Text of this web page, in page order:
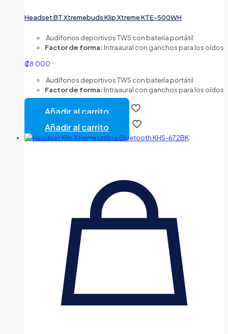
Headset BT Xtremebuds Klip Xtreme KTE-500WH
Audífonos deportivos TWS con batería portátil
Factor de forma: Intraaural con ganchos para los oídos
₡8.000
Audífonos deportivos TWS con batería portátil
Factor de forma: Intraaural con ganchos para los oídos
Añadir al carrito
Añadir al carrito